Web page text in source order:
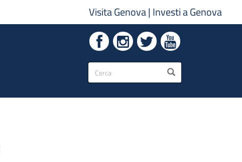
Visita Genova| Investi a Genova
Form
di
ricerca
CERCA